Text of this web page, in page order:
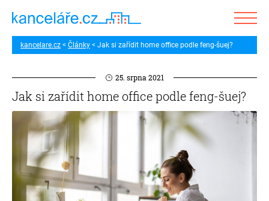
kancelare.cz Články Jak si zařídit home office podle feng-šuej?
25. srpna 2021
Jak si zařídit home office podle feng-šuej?